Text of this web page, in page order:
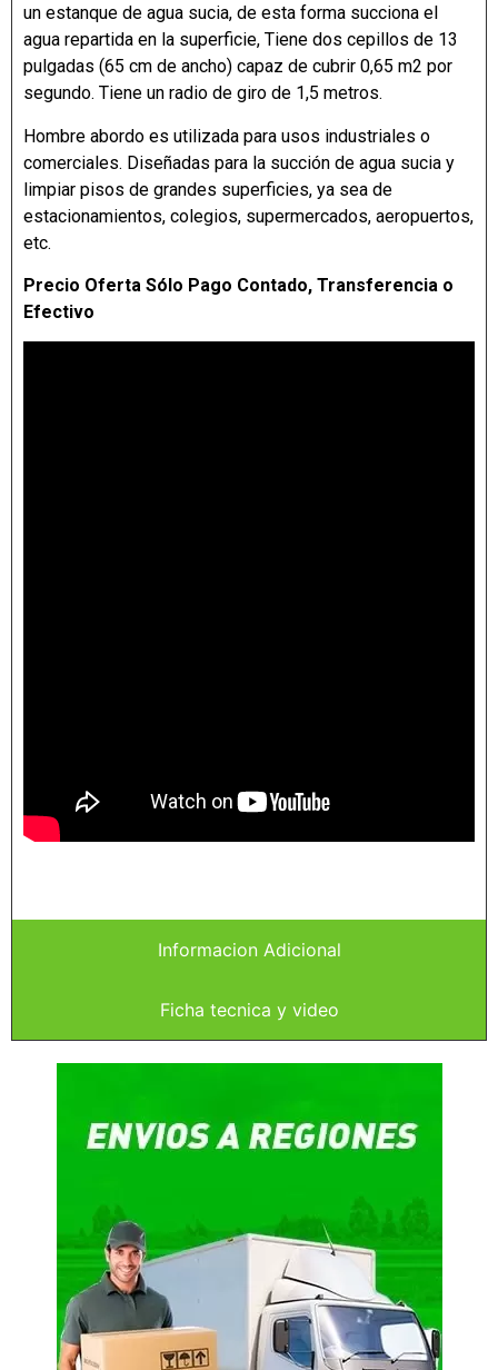
Informacion Adicional
Ficha tecnica y video
un estanque de agua sucia, de esta forma succiona el
agua repartida en la superficie, Tiene dos cepillos de 13
pulgadas (65 cm de ancho) capaz de cubrir 0,65 m2 por
segundo. Tiene un radio de giro de 1,5 metros.
Hombre abordo es utilizada para usos industriales o
comerciales. Diseñadas para la succión de agua sucia y
limpiar pisos de grandes superficies, ya sea de
estacionamientos, colegios, supermercados, aeropuertos,
etc.
Precio Oferta Sólo Pago Contado, Transferencia o
Efectivo